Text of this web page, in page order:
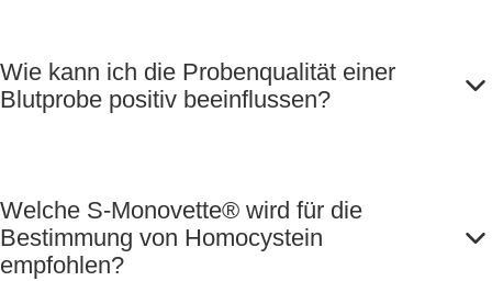
Wie kann ich die Probenqualität einer
Blutprobe positiv beeinflussen?
Welche S-Monovette® wird für die
Bestimmung von Homocystein
empfohlen?